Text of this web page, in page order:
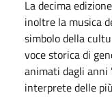
La decima
inoltre la musica
simbolo della
voce storica di
animati dagli anni
interprete delle